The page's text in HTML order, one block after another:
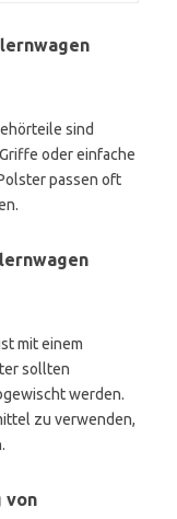
sind
oder einfache
passen oft
mit einem
sollten
werden.
zu verwenden,
von